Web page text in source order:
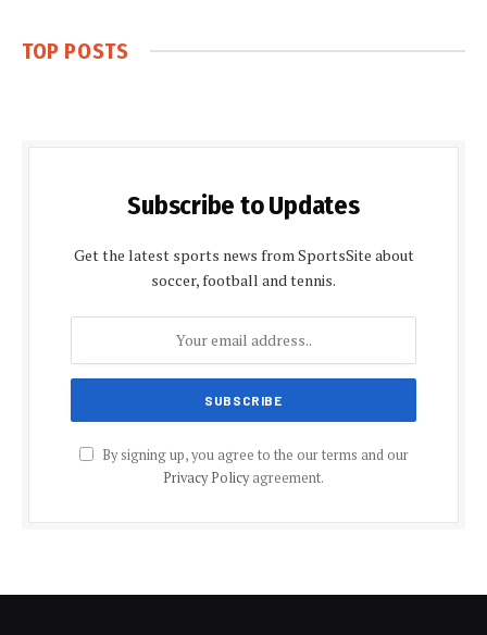
TOP POSTS
Subscribe to Updates
Get the latest sports news from SportsSite about
soccer, football and tennis.
By signing up, you agree to the our terms and our
Privacy Policyagreement.